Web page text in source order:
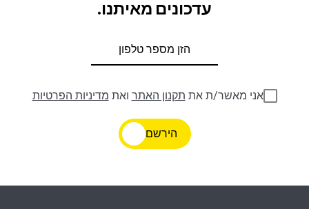
עדכונים מאיתנו.
אני מאשר/ת את תקנון האתר ואת מדיניות הפרטיות
הירשם